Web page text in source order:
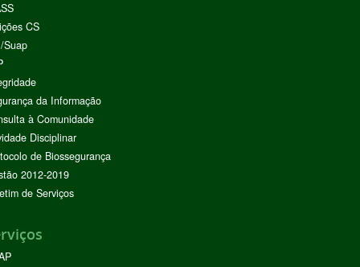
CS
Suap
da Informação
à Comunidade
Disciplinar
de Biossegurança
2012-2019
de Serviços